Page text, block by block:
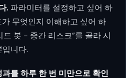
. 파라미터를 설정하고 싶어 하
무엇인지 이해하고 싶어 하
드 봇 - 중간 리스크”를 골라 시
입니다.
를 하루 한 번 미만으로 확인